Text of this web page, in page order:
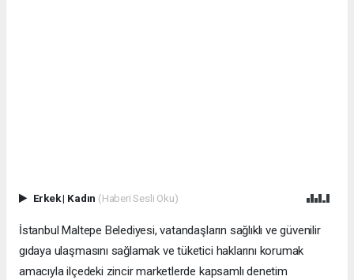
Erkek| Kadın (Haberi Sesli Oku)
İstanbul Maltepe Belediyesi, vatandaşların sağlıklı ve güvenilir
gıdaya ulaşmasını sağlamak ve tüketici haklarını korumak
amacıyla ilçedeki zincir marketlerde kapsamlı denetim